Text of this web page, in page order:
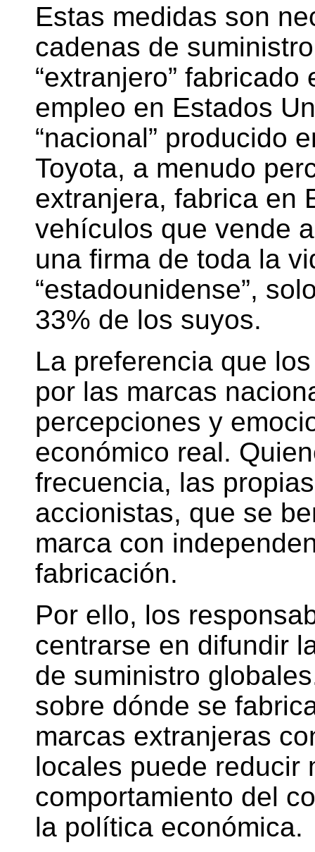
Estas medidas son
cadenas de
“extranjero”
empleo en Estados
“nacional” producido
Toyota, a menudo
extranjera, fabrica en
vehículos que vende
una firma de toda la
“estadounidense”,
33% de los suyos.
La preferencia que
por las marcas
percepciones y
económico real.
frecuencia, las
accionistas, que se
marca con
fabricación.
Por ello, los
centrarse en difundir
de suministro
sobre dónde se
marcas extranjeras
locales puede reducir
comportamiento del
la política económica.